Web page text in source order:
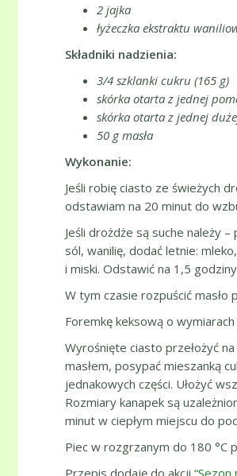
2 jajka
łyżeczka ekstraktu
Składniki nadzienia:
3/4 szklanki cukru (165 g)
skórka otarta z jednej
skórka otarta z jednej
50 g masła
Wykonanie:
Jeśli robię ciasto ze świeżych
odstawiam na 20 minut do
Jeśli drożdże są suche należy
sól, wanilię, dodać letnie:
i miski. Odstawić na 1,5
W tym czasie rozpuścić
Foremkę keksową o
Wyrośnięte ciasto przełożyć
masłem, posypać mieszanką
jednakowych części. Ułożyć
Rozmiary kanapek są
minut w ciepłym miejscu do
Piec w rozgrzanym do 180 °C
Przepis dodaję do akcji “Sezon